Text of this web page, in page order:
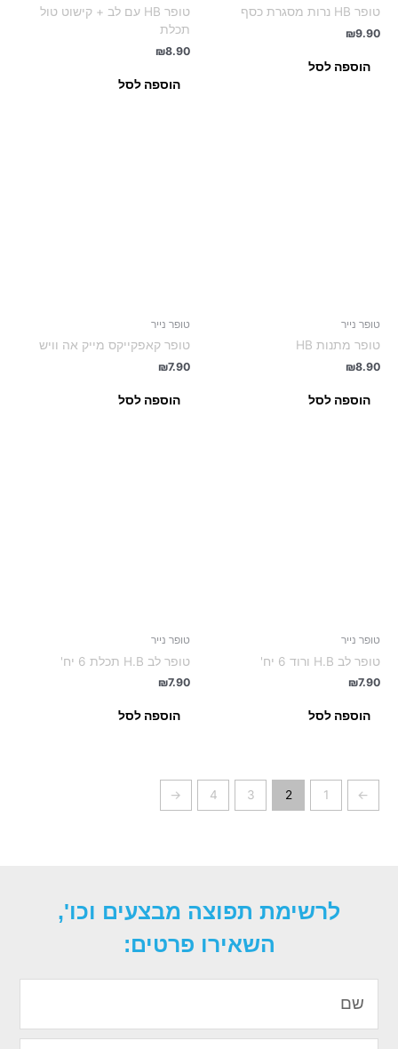
טופר HB נרות מסגרת כסף
₪9.90
הוספה לסל
טופר HB עם לב + קישוט טול
תכלת
₪8.90
הוספה לסל
טופר נייר
טופר מתנות HB
₪8.90
הוספה לסל
טופר נייר
טופר קאפקייקס מייק אה וויש
₪7.90
הוספה לסל
טופר נייר
טופר לב H.B ורוד 6 יח'
₪7.90
הוספה לסל
טופר נייר
טופר לב H.B תכלת 6 יח'
₪7.90
הוספה לסל
→
1
2
3
4
←
לרשימת תפוצה מבצעים וכו',
השאירו פרטים: